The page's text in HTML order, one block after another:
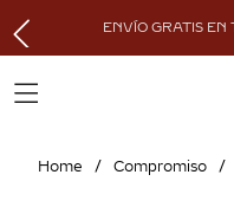
ENVÍO GRATIS EN
Compromiso